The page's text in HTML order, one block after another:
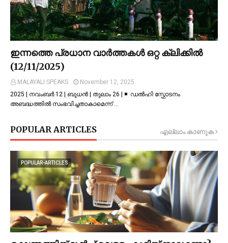
ഇന്നത്തെ പ്രധാന വാർത്തകൾ ഒറ്റ ക്ലിക്കിൽ
(12/11/2025)
MALAYALI SPEAKS
November 12, 2025
2025 | നവംബർ 12 | ബുധൻ | തുലാം 26 | ◾ ഡല്‍ഹി സ്ഫോടനം
അബദ്ധത്തില്‍ സംഭവിച്ചതാകാമെന്ന് …
POPULAR ARTICLES എല്ലാം കാണുക
POPULAR-ARTICLES